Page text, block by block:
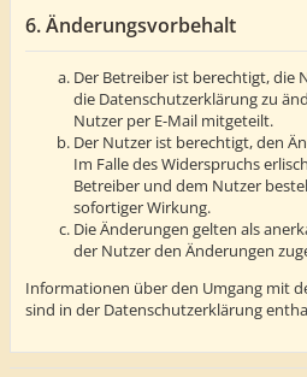
6. Änderungsvorbehalt
Der Betreiber ist berechtigt, die
die Datenschutzerklärung zu
Nutzer per E-Mail mitgeteilt.
Der Nutzer ist berechtigt, den
Im Falle des Widerspruchs
Betreiber und dem Nutzer
sofortiger Wirkung.
Die Änderungen gelten als
der Nutzer den Änderungen
Informationen über den Umgang mit
sind in der Datenschutzerklärung